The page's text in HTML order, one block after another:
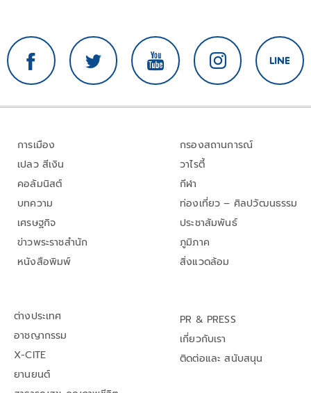
การเมือง
เปลว สีเงิน
คอลัมนิสต์
บทความ
เศรษฐกิจ
ข่าวพระราชสำนัก
หนังสือพิมพ์
กรองสถานการณ์
วาไรตี้
กีฬา
ท่องเที่ยว – ศิลปวัฒนธรรม
ประชาสัมพันธ์
ภูมิภาค
สิ่งแวดล้อม
ต่างประเทศ
อาชญากรรม
X-CITE
ยานยนต์
PR & PRESS
เกี่ยวกับเรา
ติดต่อและ สนับสนุน